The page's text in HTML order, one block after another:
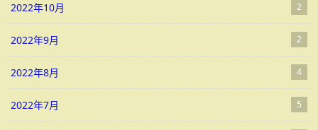
2022年10月 2
2022年9月 2
2022年8月 4
2022年7月 5